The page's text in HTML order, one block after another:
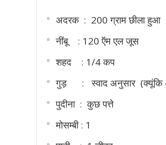
अदरक : 200 ग्राम छीला हुआ
नींबू : 120 ऍम एल जूस
शहद : 1/4 कप
गुड़ : स्वाद अनुसार (क्यूंकि
पुदीना : कुछ पत्ते
मोसम्बी : 1